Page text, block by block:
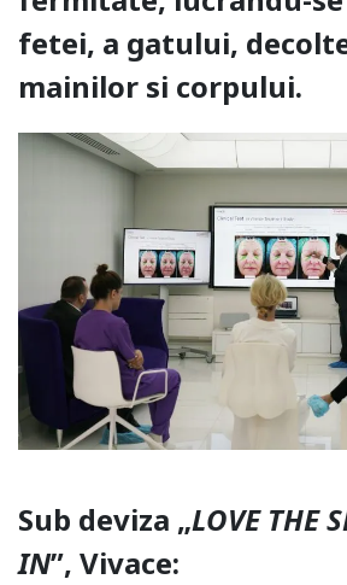
fetei, a gatului,
mainilor si corpului.
Sub deviza „LOVE THE
IN”, Vivace: